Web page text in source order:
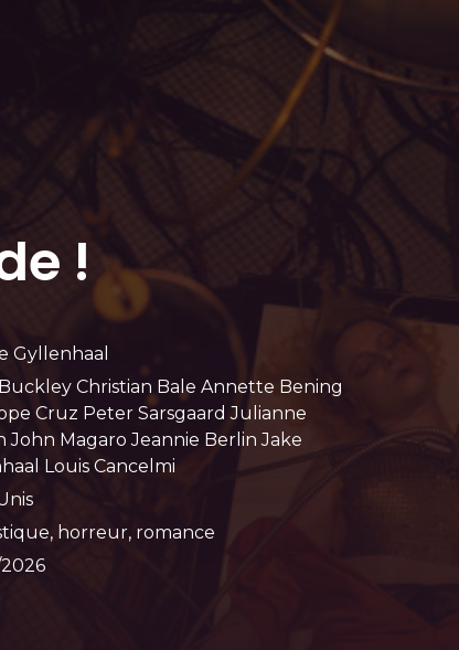
!
Gyllenhaal
Christian Bale Annette Bening
Cruz Peter Sarsgaard Julianne
John Magaro Jeannie Berlin Jake
Louis Cancelmi
horreur, romance